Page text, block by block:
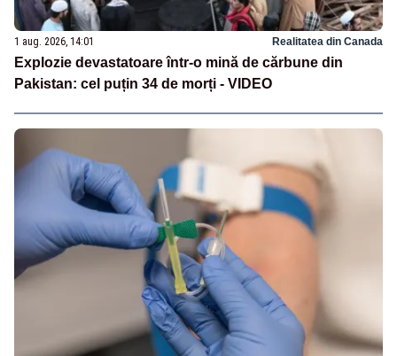
1 aug. 2026, 14:01 Realitatea din Canada
Explozie devastatoare într-o mină de cărbune din
Pakistan: cel puțin 34 de morți - VIDEO